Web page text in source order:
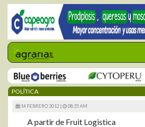
POLÍTICA
14 FEBRERO 2012 | 08:35 AM
A partir de Fruit Logistica